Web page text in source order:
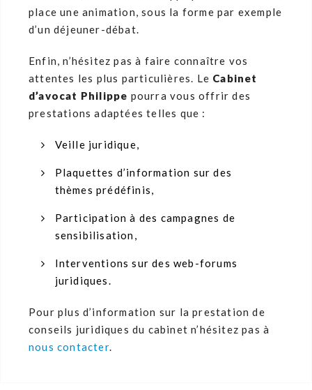
place une animation, sous la forme par exemple
d’un déjeuner-débat.
Enfin, n’hésitez pas à faire connaître vos
attentes les plus particulières. Le Cabinet
d’avocat Philippe pourra vous offrir des
prestations adaptées telles que :
Veille juridique,
Plaquettes d’information sur des
thèmes prédéfinis,
Participation à des campagnes de
sensibilisation,
Interventions sur des web-forums
juridiques.
Pour plus d’information sur la prestation de
conseils juridiques du cabinet n’hésitez pas à
nous contacter.